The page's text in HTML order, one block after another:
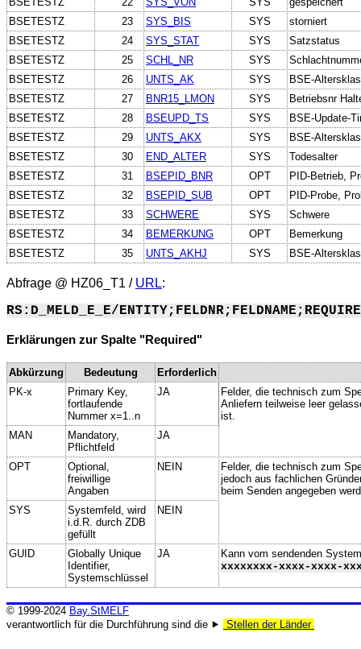
BSETESTZ
23 SYS_BIS SYS
storniert
BSETESTZ
24 SYS_STAT SYS
Satzstatus
BSETESTZ
25 SCHL_NR SYS
BSETESTZ
26 UNTS_AK SYS
BSE-
BSETESTZ
27 BNR15_LMON SYS
Betriebsnr
BSETESTZ
28 BSEUPD_TS SYS
BSE-Update-
BSETESTZ
29 UNTS_AKX SYS
BSE-
BSETESTZ
30 END_ALTER SYS
Todesalter
BSETESTZ
31 BSEPID_BNR OPT
PID-Betrieb,
BSETESTZ
32 BSEPID_SUB OPT
PID-Probe,
BSETESTZ
33 SCHWERE SYS
Schwere
BSETESTZ
34 BEMERKUNG OPT
Bemerkung
BSETESTZ
35 UNTS_AKHJ SYS BSE-
Abfrage @ HZ06_T1 / URL:
RS:D_MELD_E_E/
Erklärungen zur Spalte "Required"
Abkürzung Bedeutung
Erforderlich
PK-x
Primary Key,
fortlaufende
Nummer x=1..n
JA
Felder, die technisch zum
Anliefern teilweise leer
ist.
MAN
Mandatory,
Pflichtfeld
JA
OPT
Optional,
freiwillige
Angaben
NEIN
Felder, die technisch zum
jedoch aus fachlichen
beim Senden angegeben
SYS
Systemfeld, wird
i.d.R. durch ZDB
gefüllt
NEIN
GUID
Globally Unique
Identifier,
Systemschlüssel
JA
Kann vom sendenden
xxxxxxxx-xxxx-xxxx-
© 1999-2024 Bay.StMELF
verantwortlich für die Durchführung sind die ⯈
Stellen der Länder